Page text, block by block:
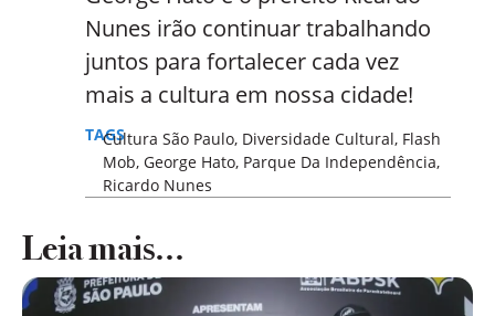
Nunes irão continuar trabalhando
juntos para fortalecer cada vez
mais a cultura em nossa cidade!
TAGS
Cultura São Paulo, Diversidade Cultural, Flash
Mob, George Hato, Parque Da Independência,
Ricardo Nunes
Leia mais...